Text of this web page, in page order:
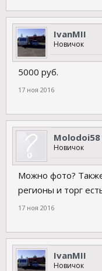
IvanMII
Новичок
5000 руб.
17 ноя 2016
Molodoi58
Новичок
Можно фото?
регионы и торг
17 ноя 2016
IvanMII
Новичок